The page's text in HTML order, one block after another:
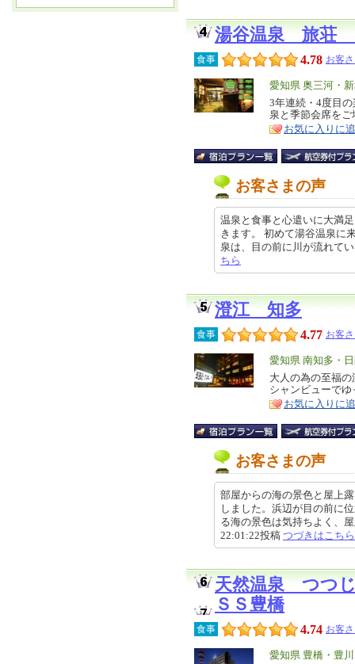
湯谷温泉 旅荘
食事 4.78 お客
エ
リ
ア
愛知県 奥三河・
特
徴
3年連続・4度目
泉と季節会席をご
お気に入りに
お客さまの声
温泉と食事と心遣いに大満
きます。 初めて湯谷温泉に
泉は、目の前に川が流れて
ちら
澄江 知多
食事 4.77 お客
エ
リ
ア
愛知県 南知多・
特
徴
大人の為の至福
シャンビューで
お気に入りに
お客さまの声
部屋からの海の景色と屋上
しました。浜辺が目の前に
る海の景色は気持ちよく、
22:01:22投稿 つづきはこちら
天然温泉 つつ
ＳＳ豊橋
食事 4.74 お客
エ
愛知県 豊橋・豊